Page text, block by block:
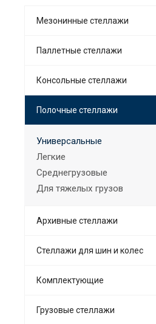
Мезонинные стеллажи
Паллетные стеллажи
Консольные стеллажи
Полочные стеллажи
Универсальные
Легкие
Среднегрузовые
Для тяжелых грузов
Архивные стеллажи
Стеллажи для шин и колес
Комплектующие
Грузовые стеллажи